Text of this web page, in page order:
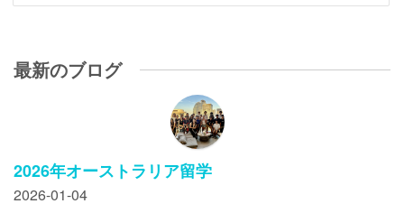
最新のブログ
2026年オーストラリア留学
2026-01-04